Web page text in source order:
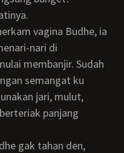
nari di
membanjir. Sudah
semangat ku
jari, mulut,
panjang